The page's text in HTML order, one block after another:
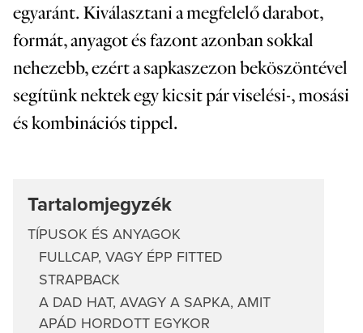
egyaránt. Kiválasztani a megfelelő darabot,
formát, anyagot és fazont azonban sokkal
nehezebb, ezért a sapkaszezon beköszöntével
segítünk nektek egy kicsit pár viselési-, mosási
és kombinációs tippel.
Tartalomjegyzék
TÍPUSOK ÉS ANYAGOK
FULLCAP, VAGY ÉPP FITTED
STRAPBACK
A DAD HAT, AVAGY A SAPKA, AMIT
APÁD HORDOTT EGYKOR